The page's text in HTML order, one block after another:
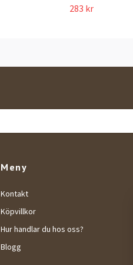
283 kr
Meny
Kontakt
Köpvillkor
Hur handlar du hos oss?
Blogg